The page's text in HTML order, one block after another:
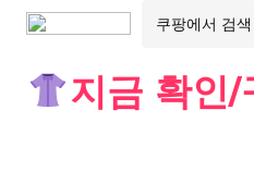
지금 확인/